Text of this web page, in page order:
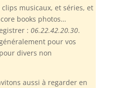
musicaux, et séries, et
books photos…
: 06.22.42.20.30.
pour vos
divers non
aussi à regarder en